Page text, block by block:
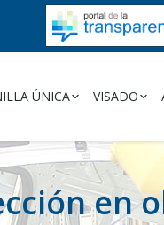
ÚNICA VISADO
en